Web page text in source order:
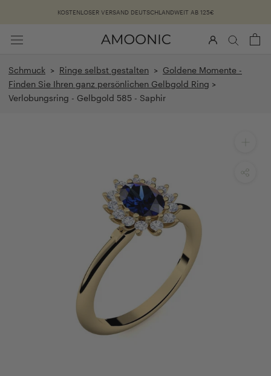
KOSTENLOSER VERSAND DEUTSCHLANDWEIT AB 125€
Schmuck > Ringe selbst gestalten > Goldene Momente -
Finden Sie Ihren ganz persönlichen Gelbgold Ring >
Verlobungsring - Gelbgold 585 - Saphir